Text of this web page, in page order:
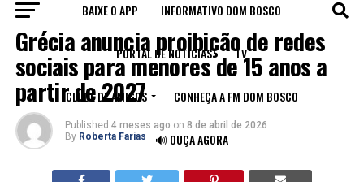
BAIXE O APP INFORMATIVO DOM BOSCO
PORTAL DE NOTÍCIAS TV
CLUBE DE AMIGOS CONHEÇA A FM DOM BOSCO
🔊 OUÇA AGORA
MUNDO
Grécia anuncia proibição de redes
sociais para menores de 15 anos a
partir de 2027
Published 4 meses ago on 8 de abril de 2026
By Roberta Farias